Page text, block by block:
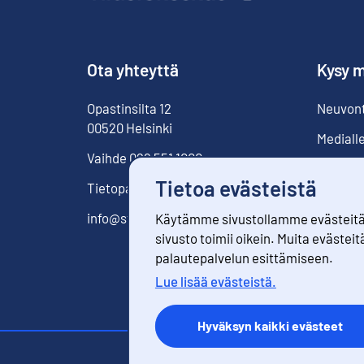
Tietoa evästeistä
Käytämme sivustollamme
sivusto toimii oikein. Muita
palautepalvelun esittämiseen.
Lue lisää evästeistä.
Hyväksyn kaikki evästeet
Ota yhteyttä
Opastinsilta 12
00520 Helsinki
Vaihde 029 551 1000
Tietopalvelu029 551 2220
info@stat.fi
Kysy